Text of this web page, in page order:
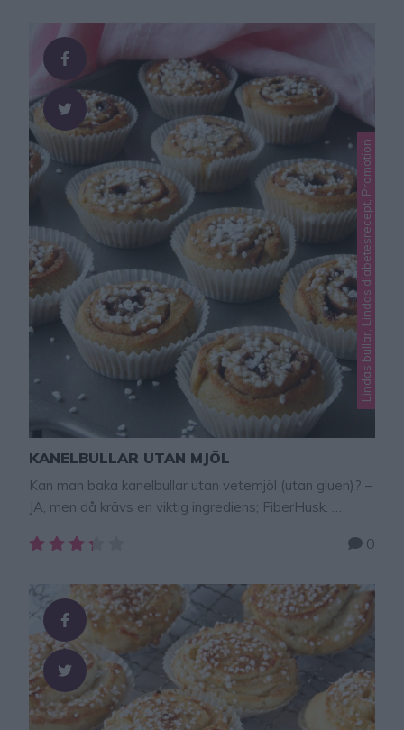
Lindas bullar, Lindas diabetesrecept, Promotion
KANELBULLAR UTAN MJÖL
Kan man baka kanelbullar utan vetemjöl (utan gluen)? –
JA, men då krävs en viktig ingrediens; FiberHusk.
ihop och kan kavlas som en vanlig deg när man bakar
kokosmjöl, havremjöl & glutenfri mix. Kanelbullarna blir
otroligt saftiga, goda och …
0